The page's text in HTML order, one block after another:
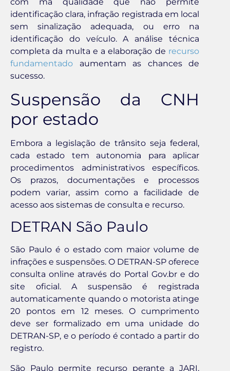
com má qualidade que não permite
identificação clara, infração registrada em local
sem sinalização adequada, ou erro na
identificação do veículo. A análise técnica
completa da multa e a elaboração de recurso
fundamentado aumentam as chances de
sucesso.
Suspensão da CNH
por estado
Embora a legislação de trânsito seja federal,
cada estado tem autonomia para aplicar
procedimentos administrativos específicos.
Os prazos, documentações e processos
podem variar, assim como a facilidade de
acesso aos sistemas de consulta e recurso.
DETRAN São Paulo
São Paulo é o estado com maior volume de
infrações e suspensões. O DETRAN-SP oferece
consulta online através do Portal Gov.br e do
site oficial. A suspensão é registrada
automaticamente quando o motorista atinge
20 pontos em 12 meses. O cumprimento
deve ser formalizado em uma unidade do
DETRAN-SP, e o período é contado a partir do
registro.
São Paulo permite recurso perante a JARI,